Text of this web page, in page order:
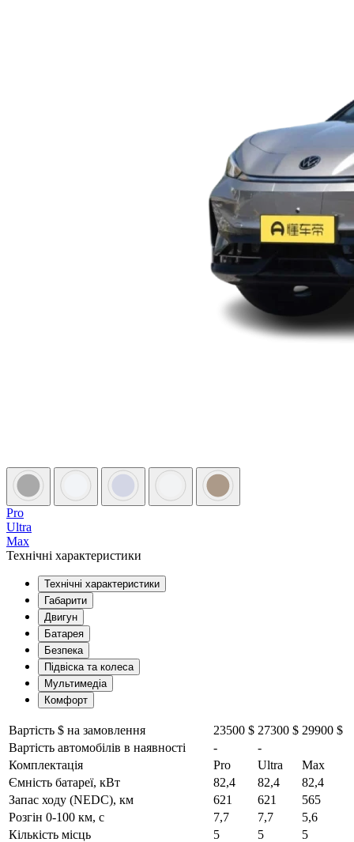
Pro
Ultra
Max
Технічні характеристики
Технічні характеристики
Габарити
Двигун
Батарея
Безпека
Підвіска та колеса
Мультимедіа
Комфорт
Вартість $ на замовлення 23500 $ 27300 $ 29900 $
Вартість автомобілів в наявності
-
-
Комплектація
Pro Ultra
Max
Ємність батареї, кВт
82,4 82,4
82,4
Запас ходу (NEDC), км
621 621
565
Розгін 0-100 км, с
7,7 7,7
5,6
Кількість місць
5 5
5